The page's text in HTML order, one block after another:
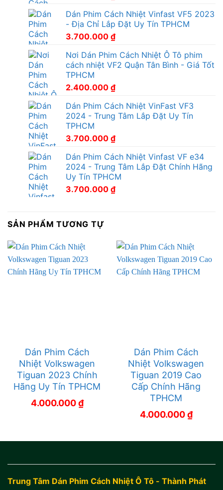
Dán Phim Cách Nhiệt Vinfast VF5 2023
- Địa Chỉ Lắp Đặt Uy Tín TPHCM
3.700.000 ₫
Nơi Dán Phim Cách Nhiệt Ô Tô phim
cách nhiệt VF2 Quận Tân Bình - Giá Tốt
TPHCM
2.400.000 ₫
Dán Phim Cách Nhiệt VinFast VF3
2024 - Trung Tâm Lắp Đặt Uy Tín
TPHCM
3.700.000 ₫
Dán Phim Cách Nhiệt Vinfast VF e34
2024 - Trung Tâm Lắp Đặt Chính Hãng
Uy Tín TPHCM
3.700.000 ₫
SẢN PHẨM TƯƠNG TỰ
Dán Phim Cách
Nhiệt Volkswagen
Tiguan 2023 Chính
Hãng Uy Tín TPHCM
4.000.000₫
Dán Phim Cách
Nhiệt Volkswagen
Tiguan 2019 Cao
Cấp Chính Hãng
TPHCM
4.000.000₫
Trung Tâm Dán Phim Cách Nhiệt Ô Tô - Thành Phát